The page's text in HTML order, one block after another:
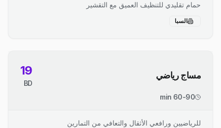
حمام تقليدي للتنظيف العميق مع التقشير
السبا
مساج رياضي 19
BD
60-90 min
للرياضيين ورافعي الأثقال والتعافي من التمارين